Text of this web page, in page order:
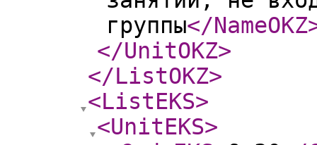
группы</NameOKZ
</UnitOKZ>
</ListOKZ>
<ListEKS>
<UnitEKS>